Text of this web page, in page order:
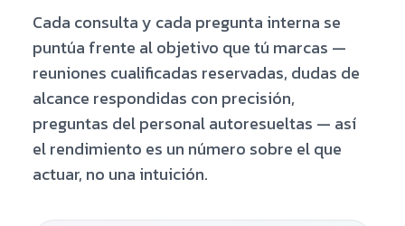
Cada consulta y cada pregunta interna se
puntúa frente al objetivo que tú marcas —
reuniones cualificadas reservadas, dudas de
alcance respondidas con precisión,
preguntas del personal autoresueltas — así
el rendimiento es un número sobre el que
actuar, no una intuición.